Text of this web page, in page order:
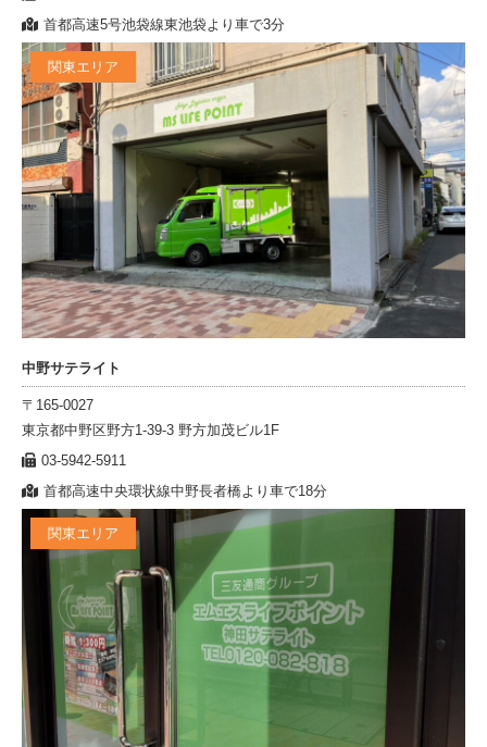
首都高速5号池袋線東池袋より車で3分
関東エリア
中野サテライト
〒165-0027
東京都中野区野方1-39-3 野方加茂ビル1F
03-5942-5911
首都高速中央環状線中野長者橋より車で18分
関東エリア